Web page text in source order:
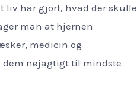
liv har gjort, hvad der skulle
man at hjernen
medicin og
dem nøjagtigt til mindste